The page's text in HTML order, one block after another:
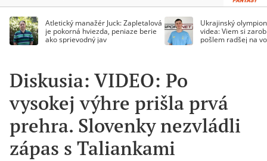
Atletický manažér Juck: Zapletalová
je pokorná hviezda, peniaze berie
ako sprievodný jav
Ukrajinský
videa: Viem si
pošlem radšej na
Diskusia: VIDEO: Po
vysokej výhre prišla prvá
prehra. Slovenky nezvládli
zápas s Taliankami